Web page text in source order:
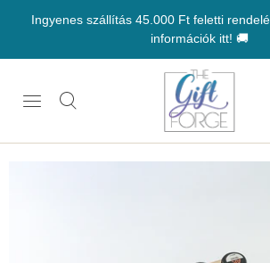
Ingyenes szállítás 45.000 Ft feletti
információk itt! 🚚